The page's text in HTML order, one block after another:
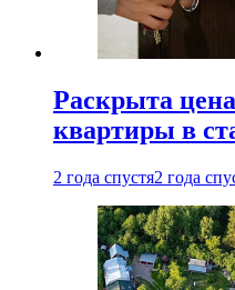
Раскрыта
квартиры в
2 года спустя2 года